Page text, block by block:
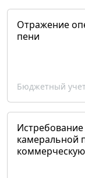
Отражение
пени
Бюджетный
камеральной